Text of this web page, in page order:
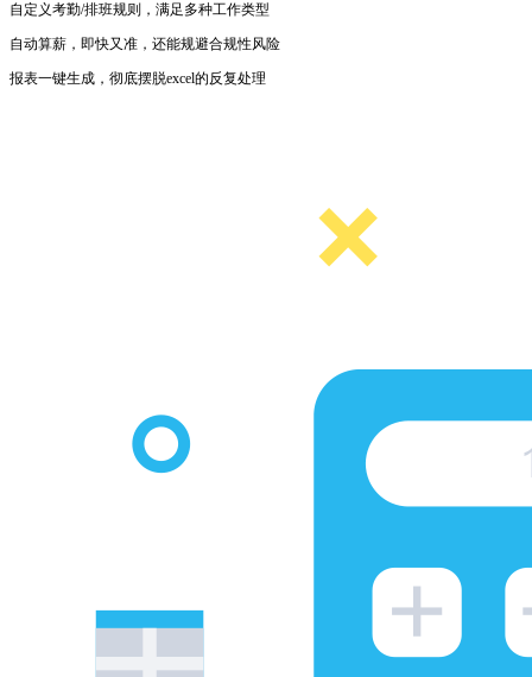
自定义考勤/排班规则，满足多种工作类型
自动算薪，即快又准，还能规避合规性风险
报表一键生成，彻底摆脱excel的反复处理